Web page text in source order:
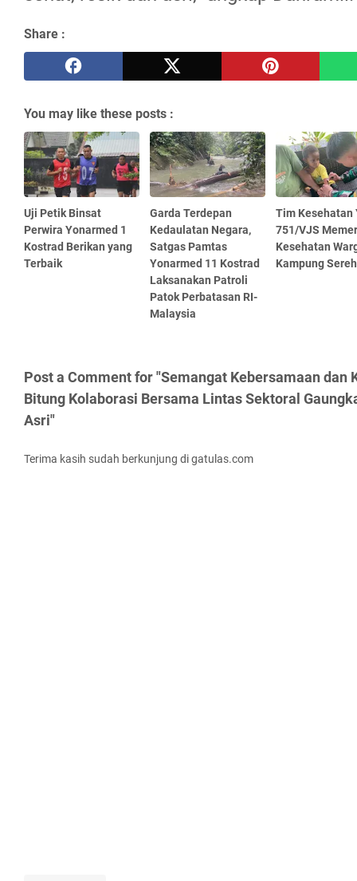
Share :
You may like these posts :
Uji Petik Binsat
Perwira Yonarmed 1
Kostrad Berikan yang
Terbaik
Garda Terdepan
Kedaulatan Negara,
Satgas Pamtas
Yonarmed 11 Kostrad
Laksanakan Patroli
Patok Perbatasan RI-
Malaysia
Tim Kesehatan
751/VJS
Kesehatan
Kampung Sereh
Post a Comment for "Semangat Kebersamaan dan
Bitung Kolaborasi Bersama Lintas Sektoral
Asri"
Terima kasih sudah berkunjung di gatulas.com